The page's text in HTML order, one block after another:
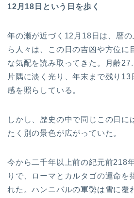
12月18日という日を歩く
年の瀬が近づく12月18日は、暦
ら人々は、この日の吉凶や方位に
な気配を読み取ってきた。月齢
片隅に淡く光り、年末まで残り13
感を照らしている。
しかし、歴史の中で同じこの日に
たく別の景色が広がっていた。
今から二千年以上前の紀元前218
りで、ローマとカルタゴの運命を
れた。ハンニバルの軍勢は雪に覆